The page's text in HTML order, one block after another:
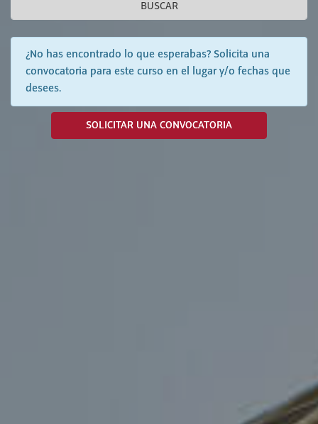
BUSCAR
¿No has encontrado lo que esperabas? Solicita una
convocatoria para este curso en el lugar y/o fechas que
desees.
SOLICITAR UNA CONVOCATORIA